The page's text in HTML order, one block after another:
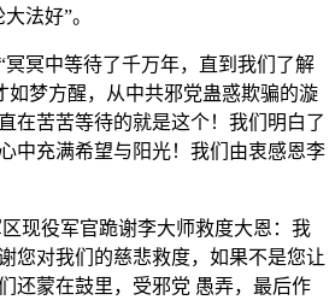
法好”。
冥冥中等待了千万年，直到我们了解
如梦方醒，从中共邪党蛊惑欺骗的漩
在苦苦等待的就是这个！我们明白了
中充满希望与阳光！我们由衷感恩李
现役军官跪谢李大师救度大恩：我
您对我们的慈悲救度，如果不是您让
还蒙在鼓里，受邪党 愚弄，最后作